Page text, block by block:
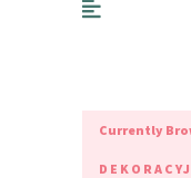
Currently